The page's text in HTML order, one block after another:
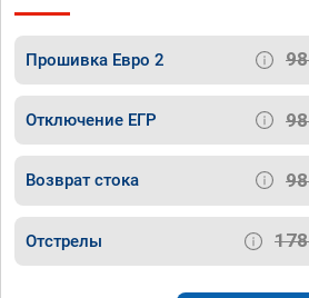
Прошивка Евро 2
Отключение ЕГР
Возврат стока
Отстрелы